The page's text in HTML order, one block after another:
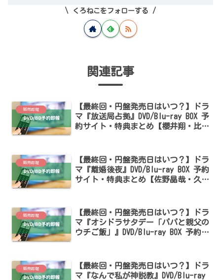
くろねこをフォローする
関連記事
販売即報
【最終回・円盤発売日はいつ？】ドラ
マ『放送局占拠』DVD/Blu-ray BOX 予
約サイト・特典まとめ【櫻井翔・比嘉
販売即報
【最終回・円盤発売日はいつ？】ドラ
マ『離婚後夜』DVD/Blu-ray BOX 予約
サイト・特典まとめ【佐野晶哉・久保
販売即報
【最終回・円盤発売日はいつ？】ドラ
マ『オシドラサタデー「パパと親父の
ウチご飯」』DVD/Blu-ray BOX 予約サ
販売即報
【最終回・円盤発売日はいつ？】ドラ
マ『なんで私が神説教』DVD/Blu-ray